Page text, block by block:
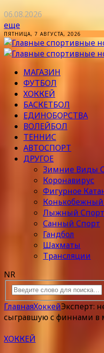
06.08.2026
еще
ПЯТНИЦА, 7 АВГУСТА, 2026
МАГАЗИН
ФУТБОЛ
ХОККЕЙ
БАСКЕТБОЛ
ЕДИНОБОРСТВА
ВОЛЕЙБОЛ
ТЕННИС
АВТОСПОРТ
ДРУГОЕ
Зимние Виды
Коронавирус
Фигурное
Лыжный Спорт
Санный Спорт
Гандбол
Шахматы
Трансляции
NR
ГлавнаяХоккейЭксперт:
сыгравшую с финнами в
ХОККЕЙ